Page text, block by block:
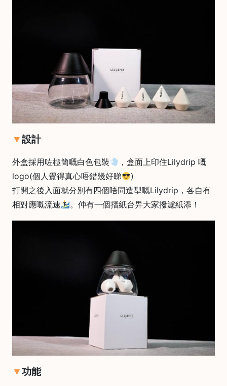
工
具
其
啡
咖
啡
烘
產
品
興
設計
外盒採用咗極簡嘅白色包裝
，盒面上印住Lilydrip 嘅
logo(個人覺得真心唔錯幾好睇
)
打開之後入面就分別有四個唔同造型嘅Lilydrip，各自有
相對應嘅流速
。仲有一個摺紙台畀大家撥濾紙添！
功能